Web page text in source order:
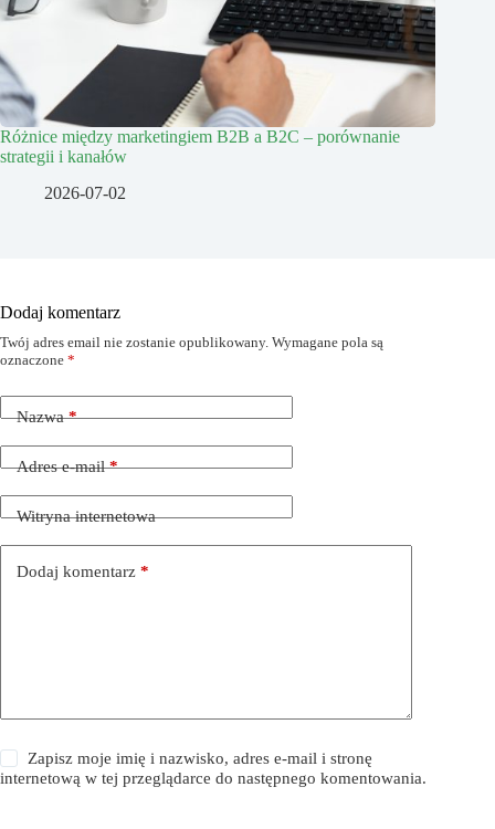
Różnice między marketingiem B2B a B2C – porównanie
strategii i kanałów
2026-07-02
Dodaj komentarz
Twój adres email nie zostanie opublikowany. Wymagane pola są
oznaczone *
Nazwa*
Adres e-mail*
Witryna internetowa
Dodaj komentarz *
Zapisz moje imię i nazwisko, adres e-mail i stronę
internetową w tej przeglądarce do następnego komentowania.